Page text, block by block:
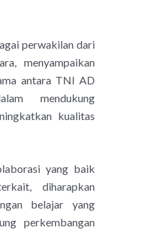
perwakilan dari
menyampaikan
antara TNI AD
mendukung
kualitas
yang baik
diharapkan
belajar yang
perkembangan